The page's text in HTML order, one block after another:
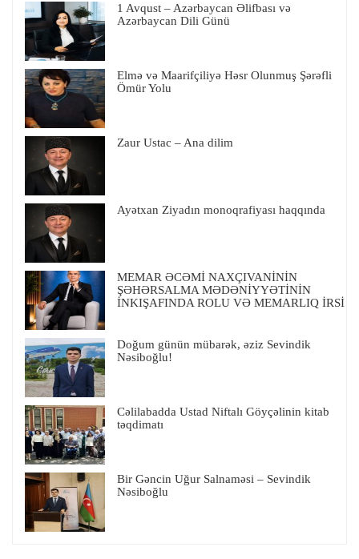
1 Avqust – Azərbaycan Əlifbası və
Azərbaycan Dili Günü
Elmə və Maarifçiliyə Həsr Olunmuş Şərəfli
Ömür Yolu
Zaur Ustac – Ana dilim
Ayətxan Ziyadın monoqrafiyası haqqında
MEMAR ƏCƏMİ NAXÇIVANİNİN
ŞƏHƏRSALMA MƏDƏNİYYƏTİNİN
İNKIŞAFINDA ROLU VƏ MEMARLIQ İRSİ
Doğum günün mübarək, əziz Sevindik
Nəsiboğlu!
Cəlilabadda Ustad Niftalı Göyçəlinin kitab
təqdimatı
Bir Gəncin Uğur Salnaməsi – Sevindik
Nəsiboğlu